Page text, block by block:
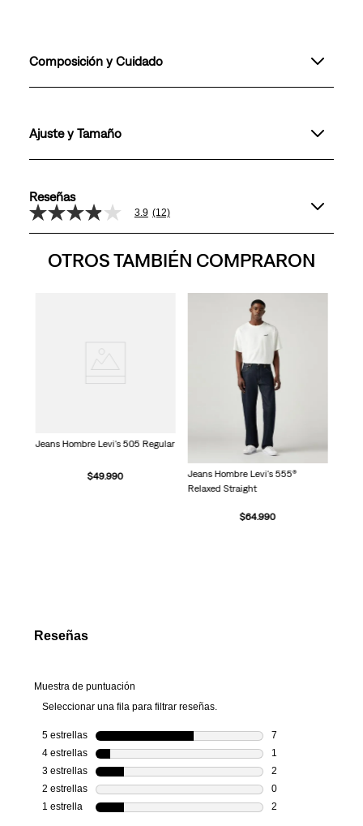
Composición y Cuidado
Ajuste y Tamaño
Reseñas
3.9
de
estrellas,
valor
3.9 (12)
OTROS TAMBIÉN COMPRARON
Jeans Hombre Levi's 505 Regular
$49.990
Jeans Hombre Levi's 555®
Relaxed Straight
$64.990